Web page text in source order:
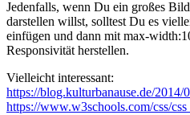
Jedenfalls, wenn Du ein großes
darstellen willst, solltest Du es
einfügen und dann mit max-
Responsivität herstellen.
Vielleicht interessant:
https://blog.kulturbanause.de/
https://www.w3schools.com/css/